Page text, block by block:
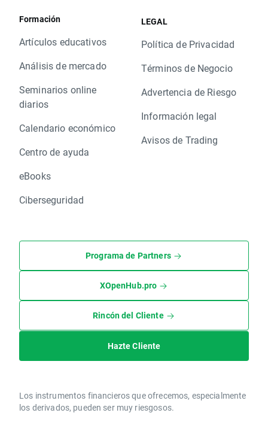
Formación
Artículos educativos
Análisis de mercado
Seminarios online
diarios
Calendario económico
Centro de ayuda
eBooks
Ciberseguridad
LEGAL
Política de Privacidad
Términos de Negocio
Advertencia de Riesgo
Información legal
Avisos de Trading
Programa de Partners
XOpenHub.pro
Rincón del Cliente
Hazte Cliente
Los instrumentos financieros que ofrecemos, especialmente
los derivados, pueden ser muy riesgosos.